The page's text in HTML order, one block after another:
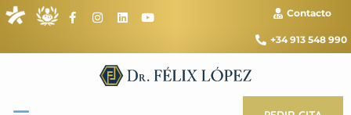
Contacto
+34 913 548 990